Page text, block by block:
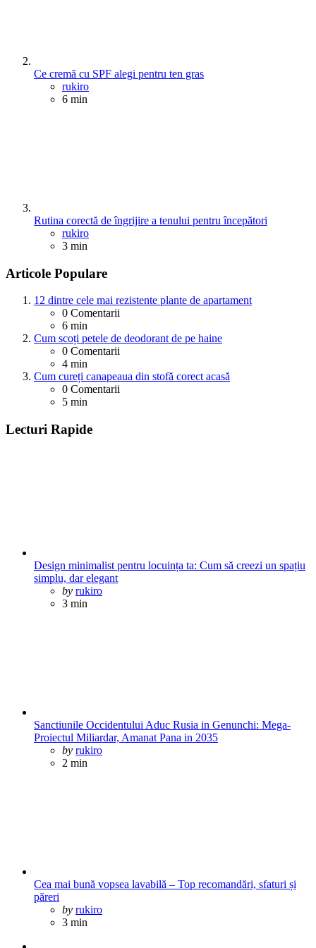
Ce cremă cu SPF alegi pentru ten gras
Posted
rukiro
6 min
Rutina corectă de îngrijire a tenului pentru începători
Posted
rukiro
3 min
Articole Populare
12 dintre cele mai rezistente plante de apartament
0 Comentarii
6 min
Cum scoți petele de deodorant de pe haine
0 Comentarii
4 min
Cum cureți canapeaua din stofă corect acasă
0 Comentarii
5 min
Lecturi Rapide
Design minimalist pentru locuința ta: Cum să creezi un spațiu
simplu, dar elegant
Posted
by rukiro
3 min
Sanctiunile Occidentului Aduc Rusia in Genunchi: Mega-
Proiectul Miliardar, Amanat Pana in 2035
Posted
by rukiro
2 min
Cea mai bună vopsea lavabilă – Top recomandări, sfaturi și
păreri
Posted
by rukiro
3 min